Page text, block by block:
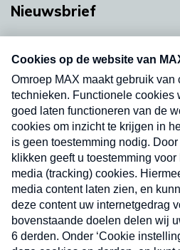
Nieuwsbrief
Neem hier een gratis
nieuwsbrief. Elke vrijdag-
uw mailbox.